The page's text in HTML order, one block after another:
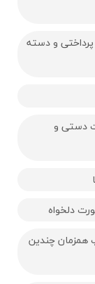
و دسته
دستی و
دلخواه
همزمان چندین